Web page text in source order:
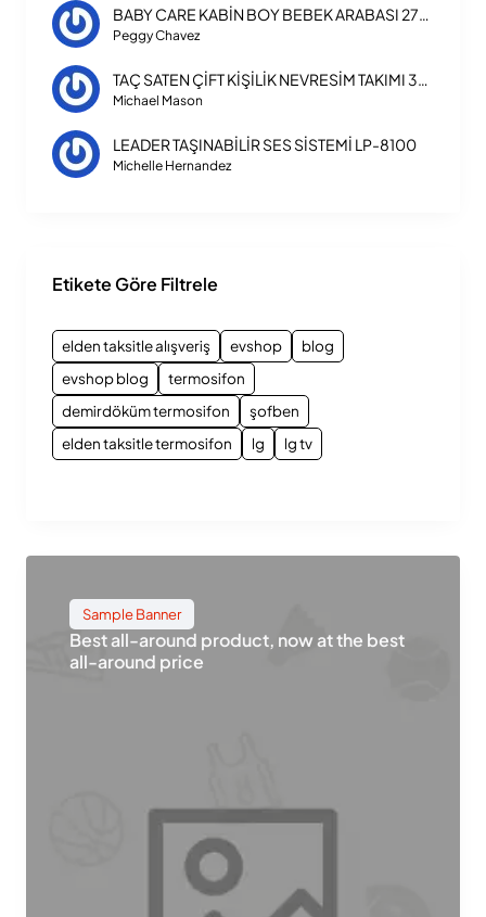
BABY CARE KABİN BOY BEBEK ARABASI 270 TRIPPER
Peggy Chavez
TAÇ SATEN ÇİFT KİŞİLİK NEVRESİM TAKIMI 3254
Michael Mason
LEADER TAŞINABİLİR SES SİSTEMİ LP-8100
Michelle Hernandez
Etikete Göre Filtrele
elden taksitle alışveriş evshop
blog
evshop blog
termosifon
demirdöküm termosifon
şofben
elden taksitle termosifon
lg lg tv
Sample Banner
Best all-around product, now at the best
all-around price